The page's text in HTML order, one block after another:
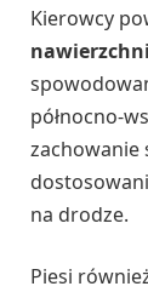
Kierowcy
północno-
zachowanie
na drodze.
Piesi